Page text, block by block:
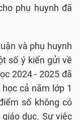
phụ huynh đã
và phụ huynh
số ý kiến gửi về
2024 - 2025 đã
cả năm lớp 1
số không có
dục. Sự việc